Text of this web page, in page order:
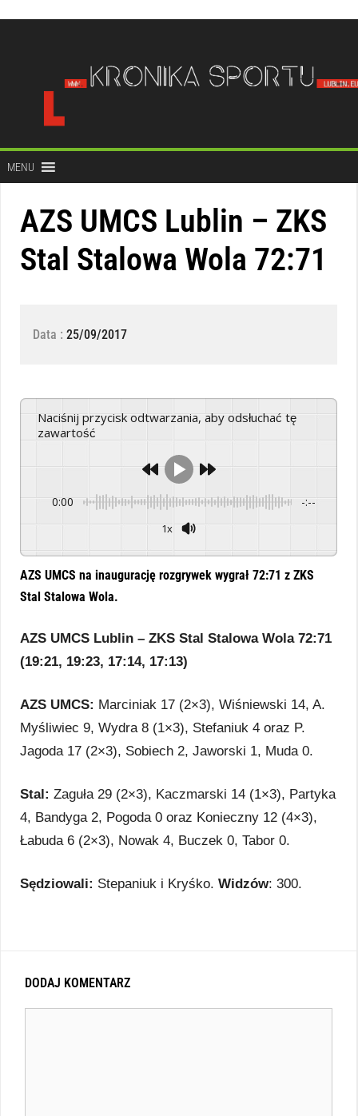
treści
MENU
AZS UMCS Lublin – ZKS
Stal Stalowa Wola 72:71
Data : 25/09/2017
Naciśnij przycisk odtwarzania, aby odsłuchać tę
zawartość
0:00 -:--
1x
AZS UMCS na inaugurację rozgrywek wygrał 72:71 z ZKS
Stal Stalowa Wola.
AZS UMCS Lublin – ZKS Stal Stalowa Wola 72:71
(19:21, 19:23, 17:14, 17:13)
AZS UMCS: Marciniak 17 (2×3), Wiśniewski 14, A.
Myśliwiec 9, Wydra 8 (1×3), Stefaniuk 4 oraz P.
Jagoda 17 (2×3), Sobiech 2, Jaworski 1, Muda 0.
Stal: Zaguła 29 (2×3), Kaczmarski 14 (1×3), Partyka
4, Bandyga 2, Pogoda 0 oraz Konieczny 12 (4×3),
Łabuda 6 (2×3), Nowak 4, Buczek 0, Tabor 0.
Sędziowali: Stepaniuk i Kryśko. Widzów: 300.
DODAJ KOMENTARZ